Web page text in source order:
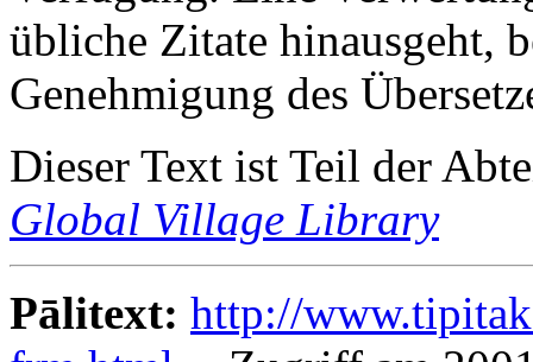
übliche Zitate hinausgeht,
Genehmigung des
Dieser Text ist Teil der
Global Village Library
Pālitext: http://